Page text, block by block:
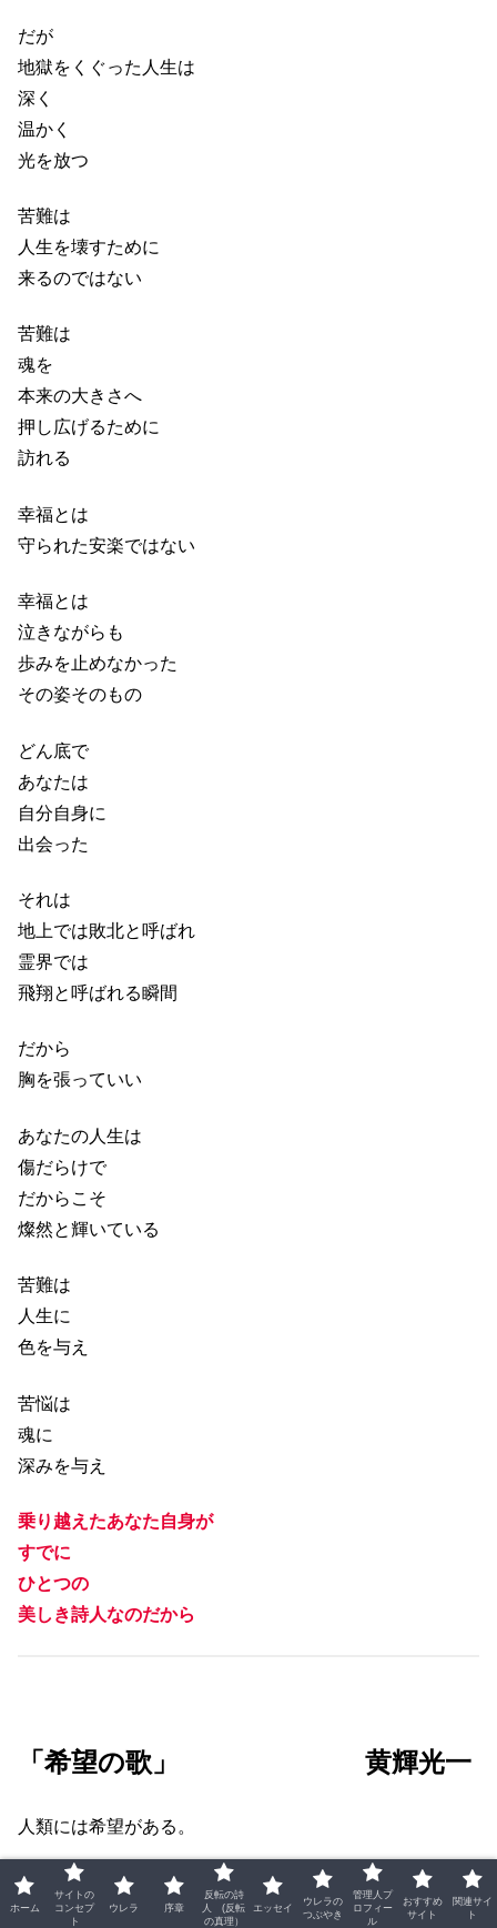
だが
地獄をくぐった人生は
深く
温かく
光を放つ
苦難は
人生を壊すために
来るのではない
苦難は
魂を
本来の大きさへ
押し広げるために
訪れる
幸福とは
守られた安楽ではない
幸福とは
泣きながらも
歩みを止めなかった
その姿そのもの
どん底で
あなたは
自分自身に
出会った
それは
地上では敗北と呼ばれ
霊界では
飛翔と呼ばれる瞬間
だから
胸を張っていい
あなたの人生は
傷だらけで
だからこそ
燦然と輝いている
苦難は
人生に
色を与え
苦悩は
魂に
深みを与え
乗り越えたあなた自身が
すでに
ひとつの
美しき詩人なのだから
「希望の歌」 黄輝光一
人類には希望がある。
人間は
学び、
ホーム
サイトの
コンセプ
ト
ウレラ 序章
反転の詩
人 (反転
の真理）
エッセイ
ウレラの
つぶやき
管理人プ
ロフィー
ル
おすすめ
サイト
関連サイ
ト